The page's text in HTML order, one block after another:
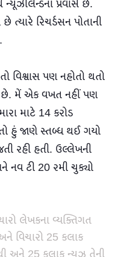
પ્રવાસે છે.
રિચર્ડસન પોતાની
વિશ્વાસ પણ નહોતો થતો
છે. મેં એક વખત નહીં પણ
માટે 14 કરોડ
હું જાણે સ્તબ્ધ થઈ ગયો
રહી હતી. ઉલ્લેખની
નવ ટી 20 રમી ચુક્યો
લેખકના વ્યક્તિગત
વિચારો 25 કલાક